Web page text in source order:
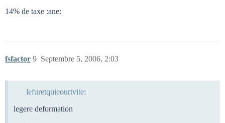
14% de taxe :ane:
fsfactor Septembre 5, 2006, 2:03
9
lefuretquicourtvite:
legere deformation